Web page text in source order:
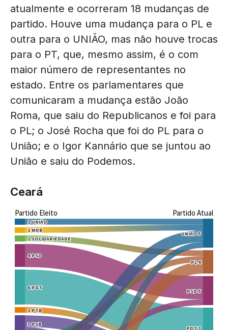
atualmente e ocorreram 18 mudanças de
partido. Houve uma mudança para o PL e
outra para o UNIÃO, mas não houve trocas
para o PT, que, mesmo assim, é o com
maior número de representantes no
estado. Entre os parlamentares que
comunicaram a mudança estão João
Roma, que saiu do Republicanos e foi para
o PL; o José Rocha que foi do PL para o
União; e o Igor Kannário que se juntou ao
União e saiu do Podemos.
Ceará